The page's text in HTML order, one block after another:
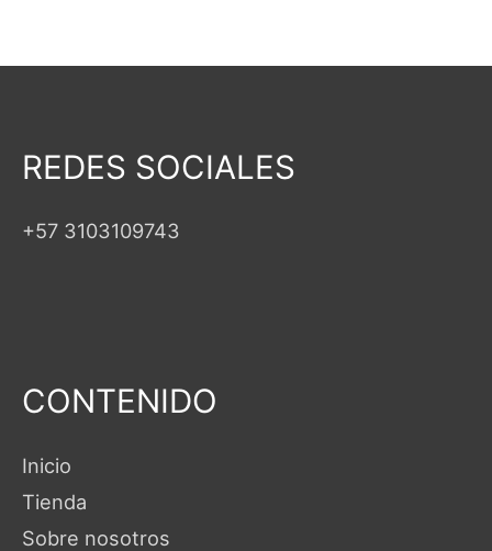
REDES SOCIALES
+57 3103109743
CONTENIDO
Inicio
Tienda
Sobre nosotros